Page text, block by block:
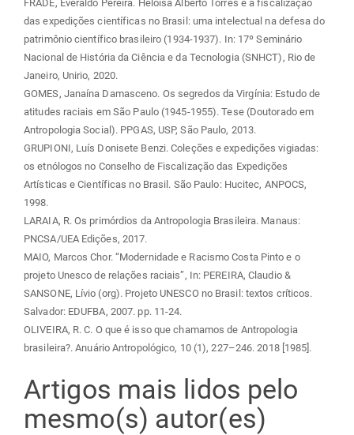
FRADE, Everaldo Pereira. Heloísa Alberto Torres e a fiscalização
das expedições científicas no Brasil: uma intelectual na defesa do
patrimônio científico brasileiro (1934-1937). In: 17º Seminário
Nacional de História da Ciência e da Tecnologia (SNHCT), Rio de
Janeiro, Unirio, 2020.
GOMES, Janaína Damasceno. Os segredos da Virgínia: Estudo de
atitudes raciais em São Paulo (1945-1955). Tese (Doutorado em
Antropologia Social). PPGAS, USP, São Paulo, 2013.
GRUPIONI, Luís Donisete Benzi. Coleções e expedições vigiadas:
os etnólogos no Conselho de Fiscalização das Expedições
Artísticas e Científicas no Brasil. São Paulo: Hucitec, ANPOCS,
1998.
LARAIA, R. Os primórdios da Antropologia Brasileira. Manaus:
PNCSA/UEA Edições, 2017.
MAIO, Marcos Chor. “Modernidade e Racismo Costa Pinto e o
projeto Unesco de relações raciais”, In: PEREIRA, Claudio &
SANSONE, Lívio (org). Projeto UNESCO no Brasil: textos críticos.
Salvador: EDUFBA, 2007. pp. 11-24.
OLIVEIRA, R. C. O que é isso que chamamos de Antropologia
brasileira?. Anuário Antropológico, 10 (1), 227–246. 2018 [1985].
Artigos mais lidos pelo
mesmo(s) autor(es)